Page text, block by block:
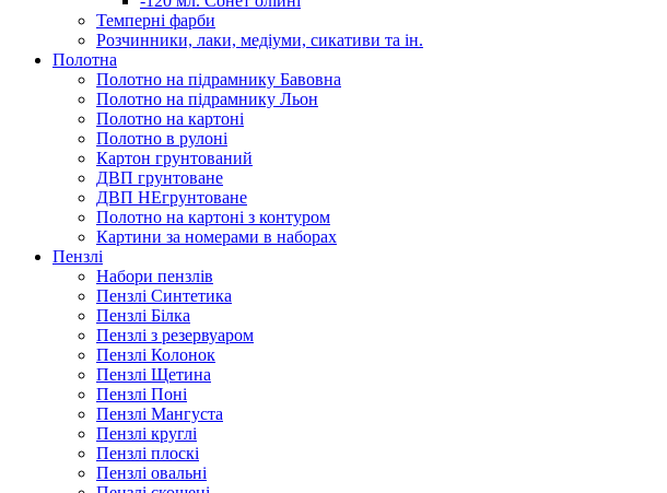
Темперні фарби
Розчинники, лаки, медіуми, сикативи та ін.
Полотна
Полотно на підрамнику Бавовна
Полотно на підрамнику Льон
Полотно на картоні
Полотно в рулоні
Картон грунтований
ДВП грунтоване
ДВП НЕгрунтоване
Полотно на картоні з контуром
Картини за номерами в наборах
Пензлі
Набори пензлів
Пензлі Синтетика
Пензлі Білка
Пензлі з резервуаром
Пензлі Колонок
Пензлі Щетина
Пензлі Поні
Пензлі Мангуста
Пензлі круглі
Пензлі плоскі
Пензлі овальні